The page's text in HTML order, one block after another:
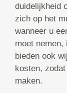
duidelijkheid
zich op het
wanneer u
moet
bieden ook
kosten,
maken.